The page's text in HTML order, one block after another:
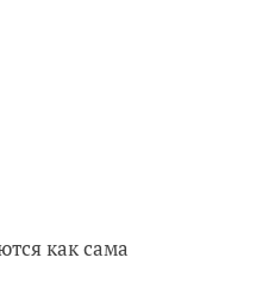
как сама